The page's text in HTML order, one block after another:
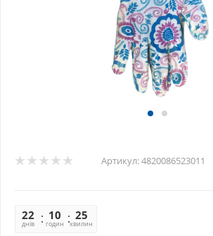
Артикул:4820086523011
22
днів
10
годин
25
хвилин